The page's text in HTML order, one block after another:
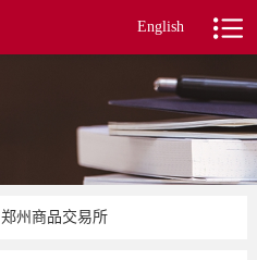
English
郑州商品交易所